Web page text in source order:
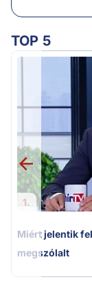
TOP 5
1.
Miért jelentik
megszólalt